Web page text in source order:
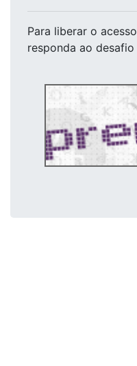
Para liberar o acesso
responda ao desafio